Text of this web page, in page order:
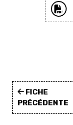
FICHE
PRÉCÉDENTE